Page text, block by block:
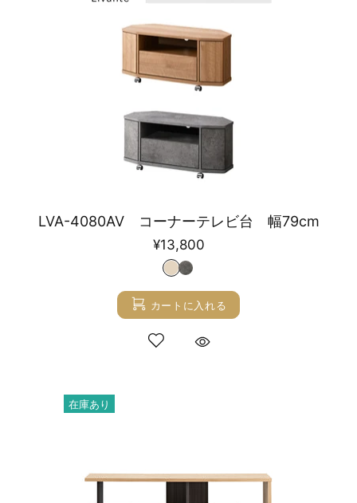
LVA-4080AV コーナーテレビ台 幅79cm
¥13,800
カートに入れる
在庫あり